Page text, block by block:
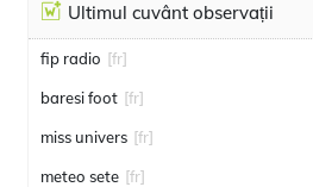
Ultimul cuvânt observații
fip radio [fr]
baresi foot [fr]
miss univers [fr]
meteo sete [fr]